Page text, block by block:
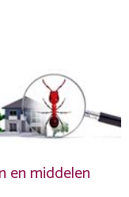
en middelen